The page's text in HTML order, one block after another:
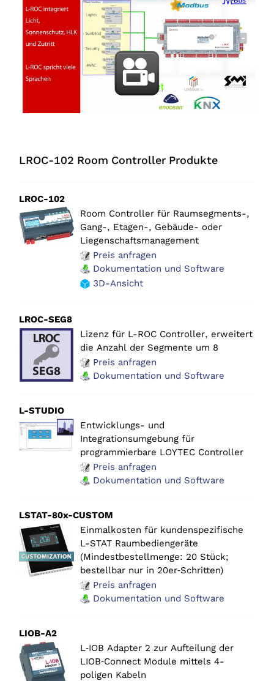
LROC-102 Room Controller Produkte
LROC-102
Room Controller für Raumsegments-,
Gang-, Etagen-, Gebäude- oder
Liegenschaftsmanagement
Preis anfragen
Dokumentation und Software
3D-Ansicht
LROC-SEG8
Lizenz für L-ROC Controller, erweitert
die Anzahl der Segmente um 8
Preis anfragen
Dokumentation und Software
L-STUDIO
Entwicklungs- und
Integrationsumgebung für
programmierbare LOYTEC Controller
Preis anfragen
Dokumentation und Software
LSTAT-80x-CUSTOM
Einmalkosten für kundenspezifische
L-STAT Raumbediengeräte
(Mindestbestellmenge: 20 Stück;
bestellbar nur in 20er‑Schritten)
Preis anfragen
Dokumentation und Software
LIOB-A2
L‑IOB Adapter 2 zur Aufteilung der
LIOB‑Connect Module mittels 4-
poligen Kabeln